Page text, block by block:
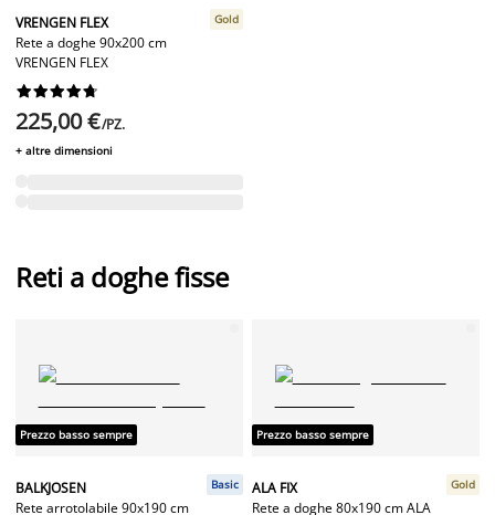
VRENGEN FLEX
Rete a doghe 90x200 cm
VRENGEN FLEX
Gold






225,00 €/PZ.
+ altre dimensioni
Reti a doghe fisse
Prezzo basso sempre
BALKJOSEN
Rete arrotolabile 90x190 cm
Basic
Prezzo basso sempre
ALA FIX
Rete a doghe 80x190 cm ALA
Gold